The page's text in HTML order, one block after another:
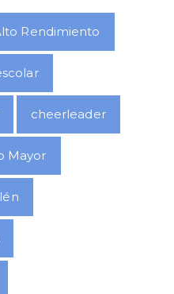
Rendimiento
cheerleader
Mayor